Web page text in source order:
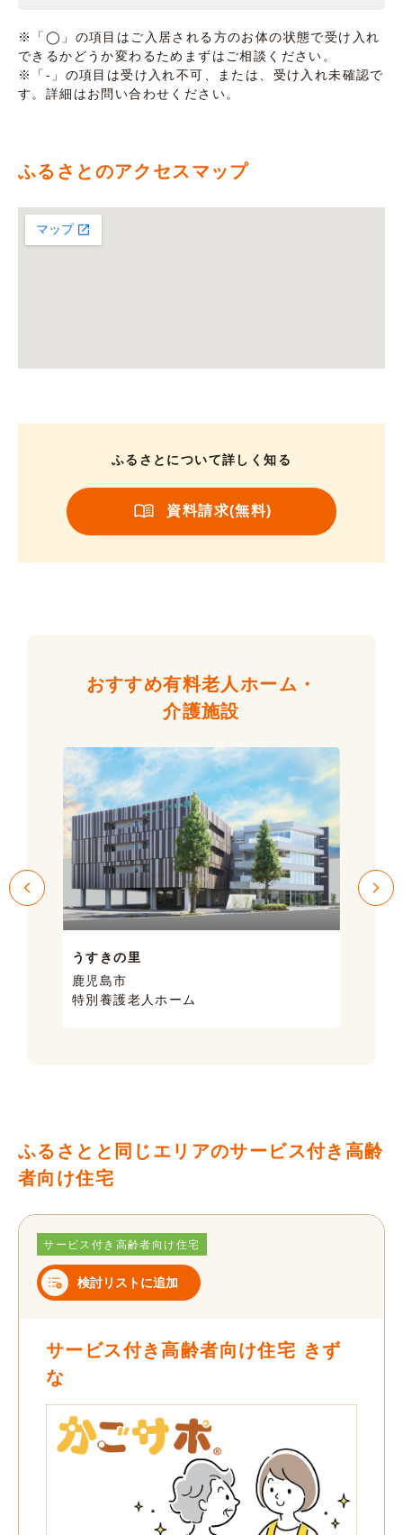
※「◯」の項目はご入居される方のお体の状態で受け入れ
できるかどうか変わるためまずはご相談ください。
※「-」の項目は受け入れ不可、または、受け入れ未確認で
す。詳細はお問い合わせください。
ふるさとのアクセスマップ
ふるさとについて詳しく知る
資料請求(無料)
おすすめ有料老人ホーム・
介護施設
うすきの里
鹿児島市
特別養護老人ホーム
ふるさとと同じエリアのサービス付き高齢
者向け住宅
サービス付き高齢者向け住宅
検討リストに追加
サービス付き高齢者向け住宅 きず
な